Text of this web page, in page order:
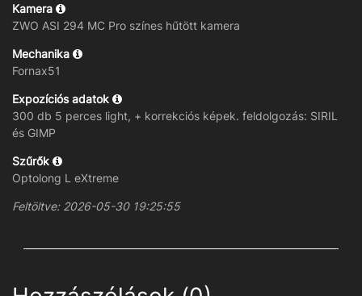
Kamera
ZWO ASI 294 MC Pro színes hűtött kamera
Mechanika
Fornax51
Expozíciós adatok
300 db 5 perces light, + korrekciós képek. feldolgozás: SIRIL
és GIMP
Szűrők
Optolong L eXtreme
Feltöltve: 2026-05-30 19:25:55